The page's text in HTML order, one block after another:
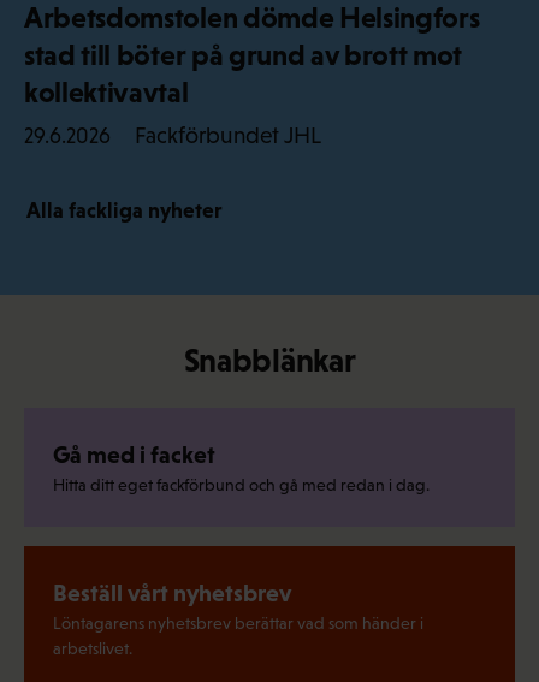
Arbetsdomstolen dömde Helsingfors
stad till böter på grund av brott mot
kollektivavtal
29.6.2026 Fackförbundet JHL
Alla fackliga nyheter
Snabblänkar
Gå med i facket
Hitta ditt eget fackförbund och gå med redan i dag.
Beställ vårt nyhetsbrev
Löntagarens nyhetsbrev berättar vad som händer i
arbetslivet.